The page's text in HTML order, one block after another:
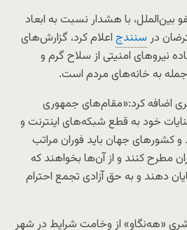
بین‌الملل، با هشدار نسبت به ابعاد
در سنندج اعلام کرد، گزارش‌های
نیروهای امنیتی از سلاح گرم و
جمله به خانه‌های مردم است.
اضافه کرد:«مقام‌های جمهوری
خود به قطع شبکه‌های اینترنت و
کشورهای جهان باید فوران مراتب
مطرح کنند و از آن‌ها بخواهند که
دهند و به حق آزادی تجمع احترام
«هه‌نگاو» از وخامت شرایط در شهر